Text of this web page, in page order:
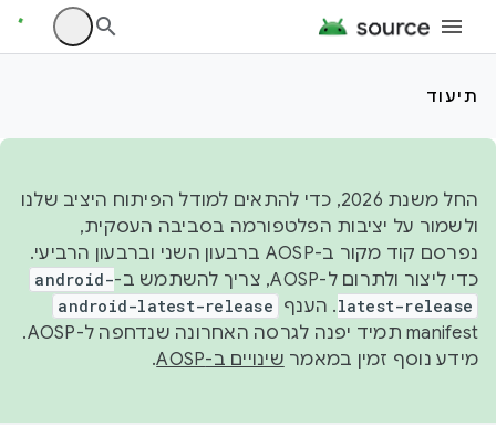
תיעוד
החל משנת 2026, כדי להתאים למודל הפיתוח היציב שלנו
ולשמור על יציבות הפלטפורמה בסביבה העסקית,
נפרסם קוד מקור ב-AOSP ברבעון השני וברבעון הרביעי.
כדי ליצור ולתרום ל-AOSP, צריך להשתמש ב-
android-
latest-release. הענף android-latest-release
manifest תמיד יפנה לגרסה האחרונה שנדחפה ל-AOSP.
מידע נוסף זמין במאמר שינויים ב-AOSP .